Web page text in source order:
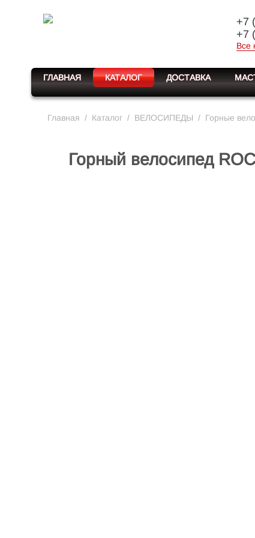
+7
+7
Все
ГЛАВНАЯ КАТАЛОГ ДОСТАВКА
Главная / Каталог / ВЕЛОСИПЕДЫ / Горные
Горный велосипед